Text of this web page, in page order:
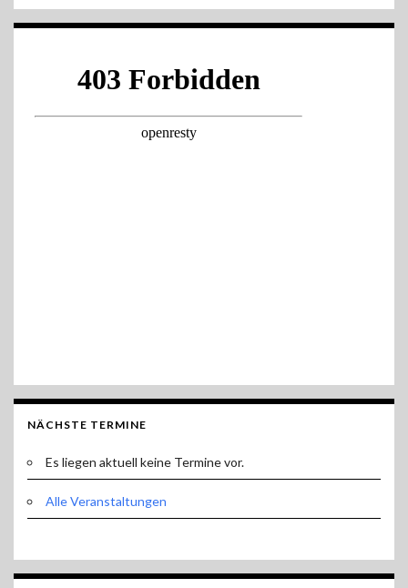
NÄCHSTE TERMINE
Es liegen aktuell keine Termine vor.
Alle Veranstaltungen